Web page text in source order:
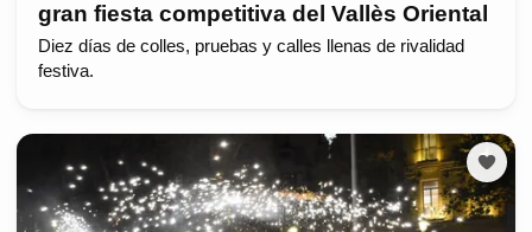
gran fiesta competitiva del Vallès Oriental
Diez días de colles, pruebas y calles llenas de rivalidad
festiva.